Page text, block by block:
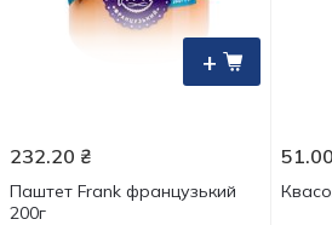
+
232.20 ₴
Паштет Frank французький
200г
51.00